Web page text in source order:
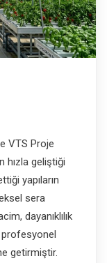
VTS Proje
hızla geliştiği
yapıların
sera
dayanıklılık
profesyonel
getirmiştir.